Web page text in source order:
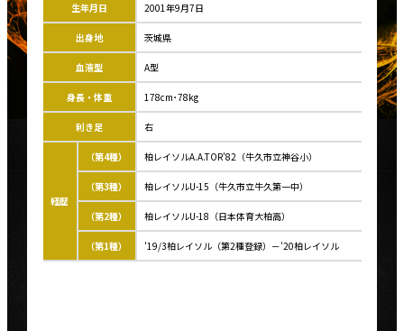
生年月日 2001年9月7日
出身地 茨城県
血液型 A型
身長・体重 178cm･78kg
利き足 右
経歴
（第4種） 柏レイソルA.A.TOR'82（牛久市立神谷小）
（第3種） 柏レイソルU-15（牛久市立牛久第一中）
（第2種） 柏レイソルU-18（日本体育大柏高）
（第1種） '19/3柏レイソル（第2種登録）－'20柏レイソル